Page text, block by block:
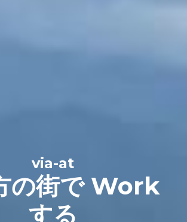
via-at
の街で Work
する